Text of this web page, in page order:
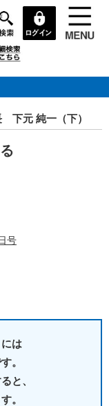
元 純一（下）
号
は
。
と、
。